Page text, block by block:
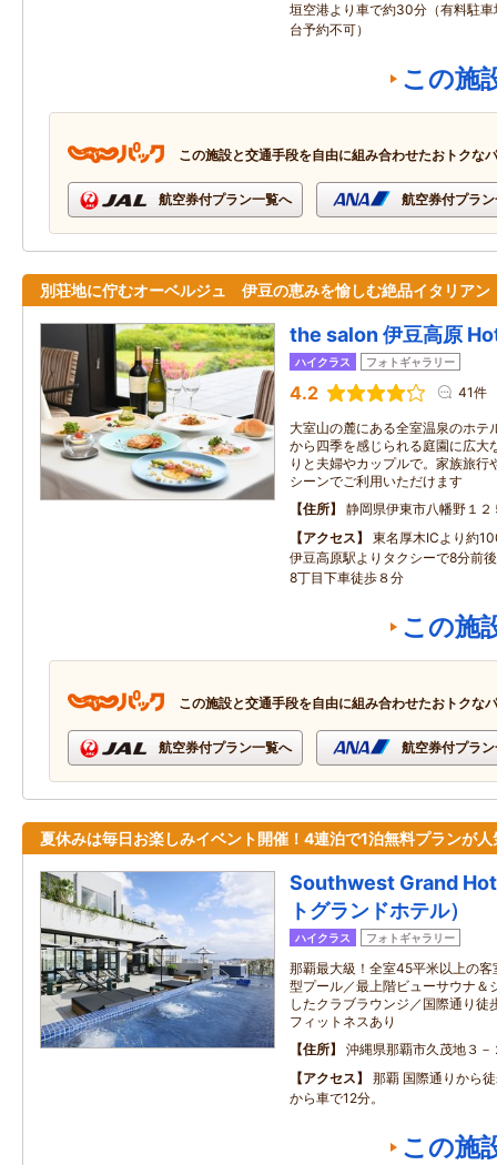
垣空港より車で約30分（有料駐
台予約不可）
この施
この施設と交通手段を自由に組み合わせたおトクな
航空券付プラン一覧へ 航空券付プラ
別荘地に佇むオーベルジュ 伊豆の恵みを愉しむ絶品イタリアン
the salon 伊豆高原
ハイクラス フォトギャラリー
4.2 41件
大室山の麓にある全室温泉のホテ
から四季を感じられる庭園に広大
りと夫婦やカップルで。家族旅行
シーンでご利用いただけます
住所
静岡県伊東市八幡野１２
アクセス
東名厚木ICより約
伊豆高原駅よりタクシーで8分前
8丁目下車徒歩８分
この施
この施設と交通手段を自由に組み合わせたおトクな
航空券付プラン一覧へ 航空券付プラ
夏休みは毎日お楽しみイベント開催！4連泊で1泊無料プランが人
Southwest Grand
トグランドホテル）
ハイクラス フォトギャラリー
那覇最大級！全室45平米以上の
型プール／最上階ビューサウナ＆
したクラブラウンジ／国際通り徒
フィットネスあり
住所
沖縄県那覇市久茂地３－
アクセス
那覇 国際通りから
から車で12分。
この施